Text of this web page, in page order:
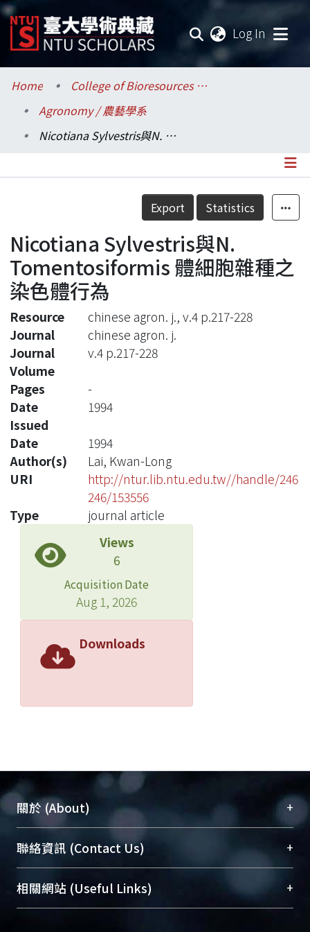
Log In
Communities & Collections
Research Outputs
Statistics
Home
College of Bioresources and Agriculture / 生物資源暨農學院
Agronomy / 農藝學系
Nicotiana Sylvestris與N. Tomentosiformis 體細胞雜種之染色體行為
Details
Export Statistics
Nicotiana Sylvestris與N.
Tomentosiformis 體細胞雜種之
染色體行為
Resource
chinese agron. j., v.4 p.217-228
Journal
chinese agron. j.
Journal
Volume
v.4 p.217-228
Pages
-
Date
Issued
1994
Date
1994
Author(s)
Lai, Kwan-Long
URI
http://ntur.lib.ntu.edu.tw//handle/246
246/153556
Type
journal article
Views
6
Acquisition Date
Aug 1, 2026
Downloads
關於 (About) +
臺大位居世界頂尖大學之列，為永久珍藏及向國際
展現本校豐碩的研究成果及學術能量，圖書館整合
機構典藏（NTUR）與學術庫（AH）不同功能平
台，成為臺大學術典藏NTU scholars。期能整合研
聯絡資訊 (Contact Us) +
總館學科館員(Main Library)
醫學圖書館學科館員(Medical Library)
相關網站 (Useful Links) +